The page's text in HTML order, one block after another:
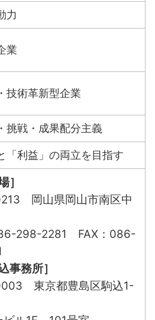
力
業
技術革新型企業
挑戦・成果配分主義
「利益」の両立を目指す
］
岡山県岡山市南区中
298-2281 FAX：086-
事務所］
東京都豊島区駒込1-